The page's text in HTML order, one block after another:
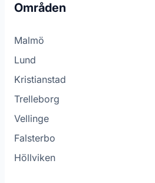
Områden
Malmö
Lund
Kristianstad
Trelleborg
Vellinge
Falsterbo
Höllviken